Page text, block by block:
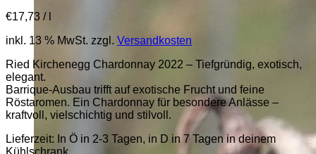
€17,73 /
inkl. 13 % MwSt. zzgl. Versandkosten
Ried Kirchenegg Chardonnay 2022 – Tiefgründig, exotisch,
elegant.
Barrique-Ausbau trifft auf exotische Frucht und feine
Röstaromen. Ein Chardonnay für besondere Anlässe –
kraftvoll, vielschichtig und stilvoll.
Lieferzeit: In Ö in 2-3 Tagen, in D in 7 Tagen in deinem
Kühlschrank